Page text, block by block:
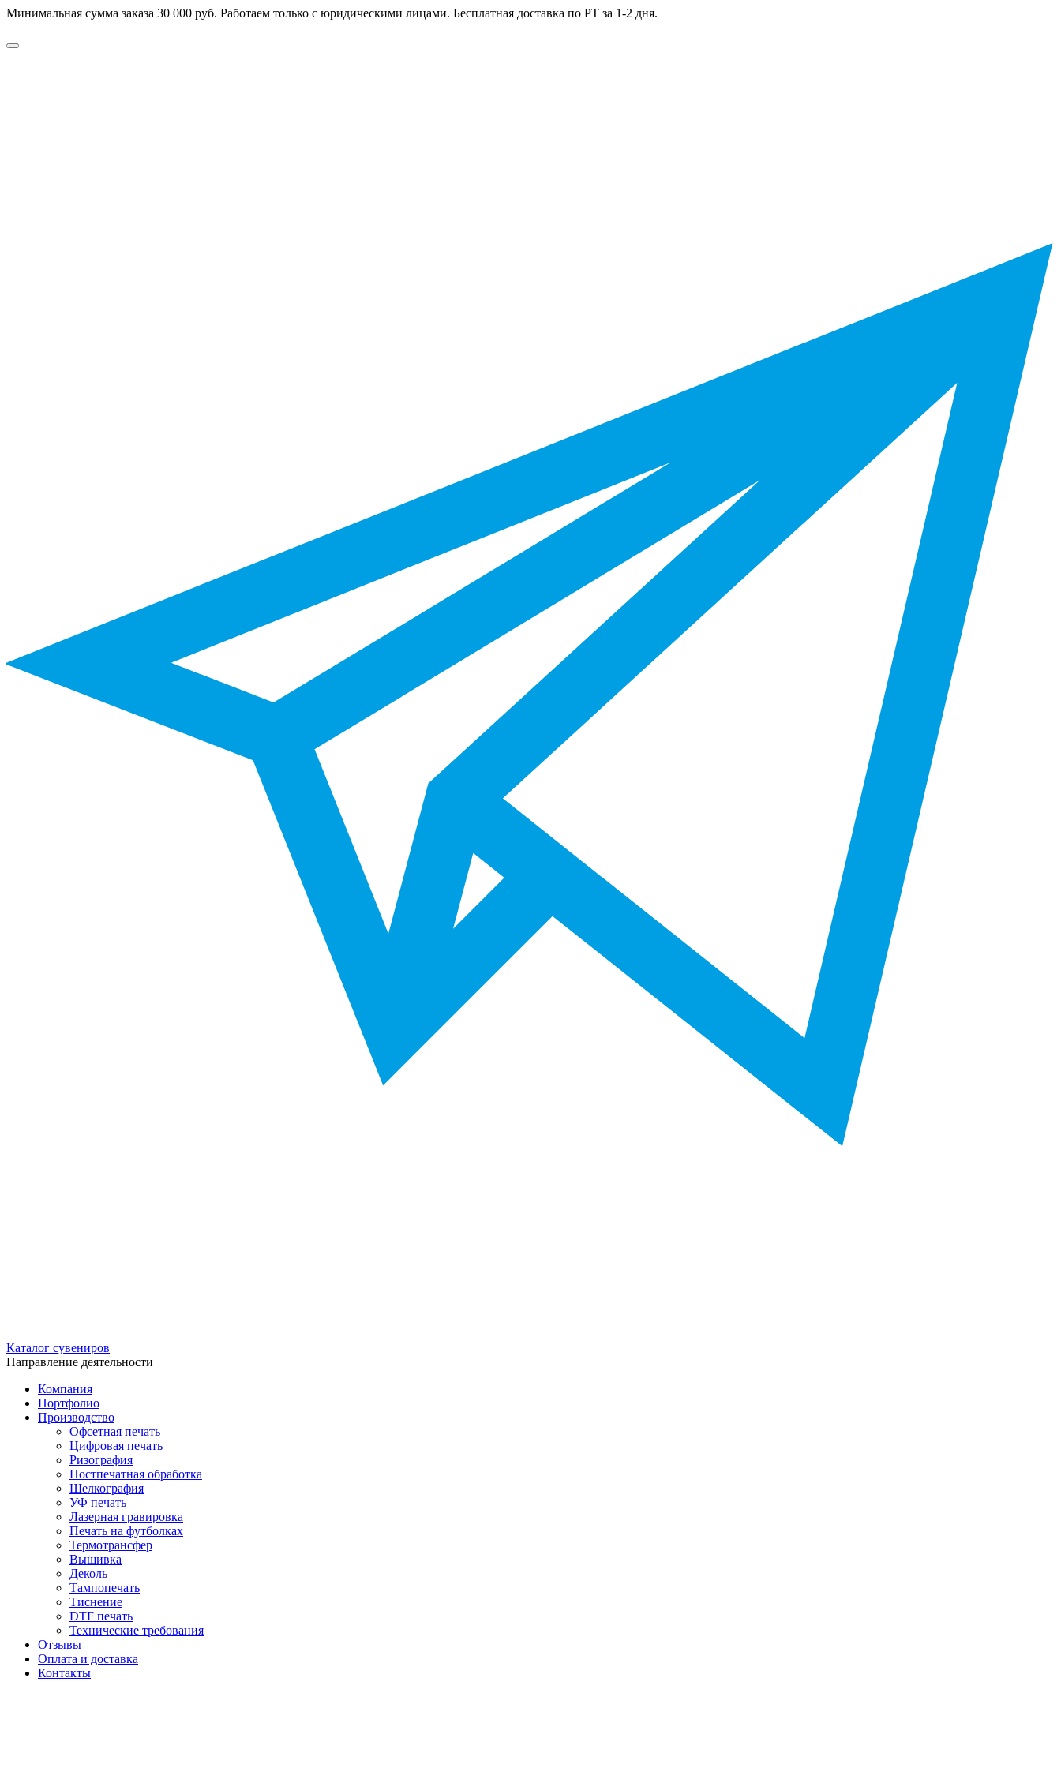
Минимальная сумма заказа 30 000 руб. Работаем только с юридическими лицами. Бесплатная доставка по РТ за 1-2 дня.
Каталог сувениров
Направление деятельности
Компания
Портфолио
Производство
Офсетная печать
Цифровая печать
Ризография
Постпечатная обработка
Шелкография
УФ печать
Лазерная гравировка
Печать на футболках
Термотрансфер
Вышивка
Деколь
Тампопечать
Тиснение
DTF печать
Технические требования
Отзывы
Оплата и доставка
Контакты